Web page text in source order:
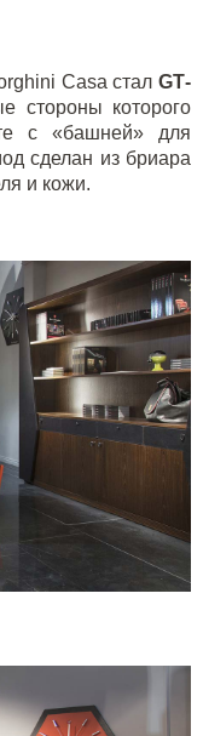
Casa стал GT-
стороны которого
с «башней» для
сделан из бриара
и кожи.